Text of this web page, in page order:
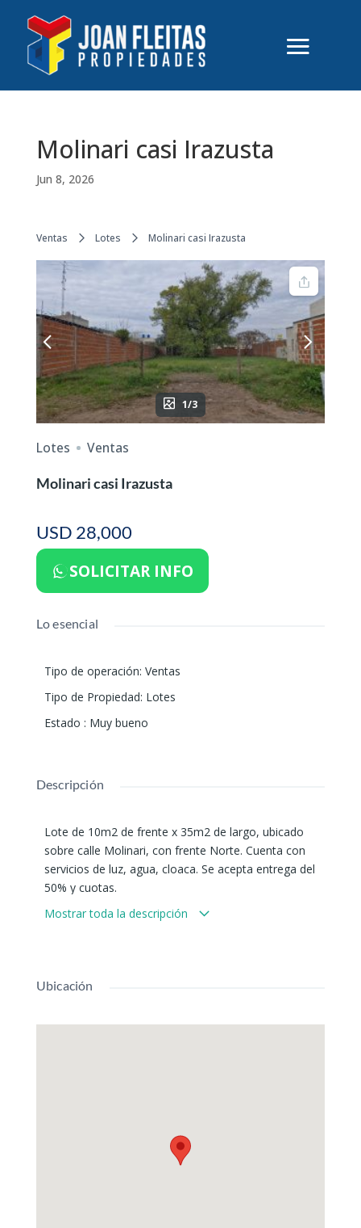
Molinari casi Irazusta
Jun 8, 2026
Ventas Lotes Molinari casi Irazusta
1/3
Lotes
Ventas
Molinari casi Irazusta
USD 28,000
SOLICITAR INFO
Lo esencial
Tipo de operación: Ventas
Tipo de Propiedad: Lotes
Estado : Muy bueno
Descripción
Lote de 10m2 de frente x 35m2 de largo, ubicado
sobre calle Molinari, con frente Norte. Cuenta con
servicios de luz, agua, cloaca. Se acepta entrega del
50% y cuotas.
Mostrar toda la descripción
Ubicación